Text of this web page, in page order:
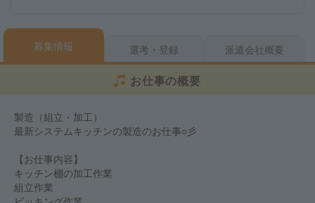
募集情報 選考・登録 派遣会社概要
お仕事の概要
製造（組立・加工）
最新システムキッチンの製造のお仕事○彡
【お仕事内容】
キッチン棚の加工作業
組立作業